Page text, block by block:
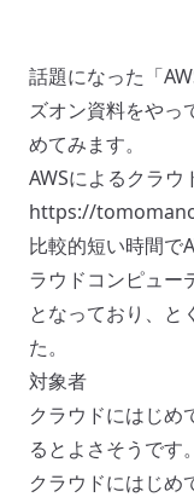
話題になった「
ズオン資料をやっ
めてみます。
AWSによるクラウ
https://
比較的短い時間で
ラウドコンピュー
となっており、と
た。
対象者
クラウドにはじめ
るとよさそうです。
クラウドにはじめ